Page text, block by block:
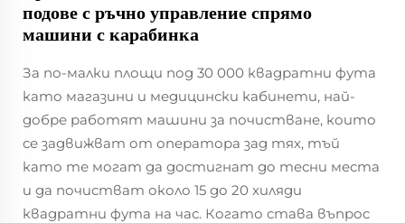
подове с ръчно управление спрямо
машини с карабинка
За по-малки площи под 30 000 квадратни фута
като магазини и медицински кабинети, най-
добре работят машини за почистване, които
се задвижват от оператора зад тях, тъй
като те могат да достигнат до тесни места
и да почистват около 15 до 20 хиляди
квадратни фута на час. Когато става въпрос